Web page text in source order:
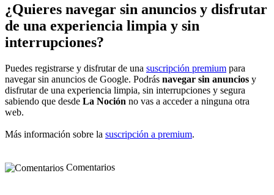
¿Quieres navegar sin anuncios y disfrutar
de una experiencia limpia y sin
interrupciones?
Puedes registrarse y disfrutar de una suscripción premium para
navegar sin anuncios de Google. Podrás navegar sin anuncios y
disfrutar de una experiencia limpia, sin interrupciones y segura
sabiendo que desde La Noción no vas a acceder a ninguna otra
web.
Más información sobre la suscripción a premium.
Comentarios